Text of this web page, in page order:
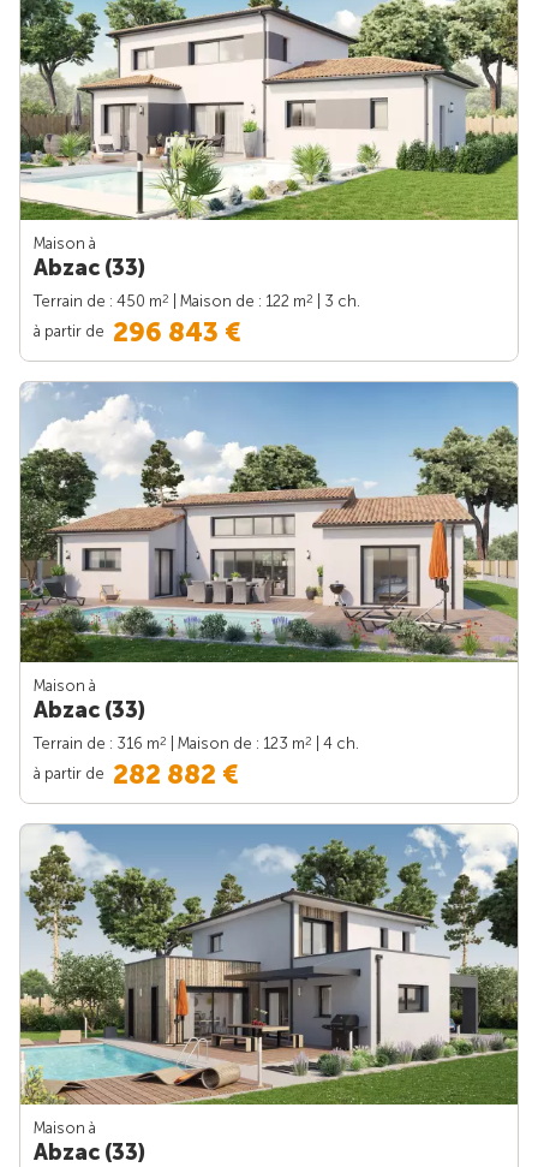
Maison à
Abzac (33)
Terrain de : 450 m2 | Maison de : 122 m2
| 3 ch.
à partir de 296 843 €
Maison à
Abzac (33)
Terrain de : 316 m2 | Maison de : 123 m2
| 4 ch.
à partir de 282 882 €
Maison à
Abzac (33)